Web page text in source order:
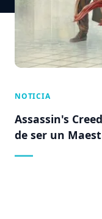
NOTICIA
Assassin's
de ser un